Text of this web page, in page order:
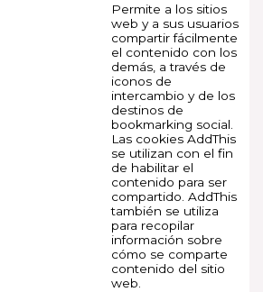
Permite a los sitios
web y a sus usuarios
compartir fácilmente
el contenido con los
demás, a través de
iconos de
intercambio y de los
destinos de
bookmarking social.
Las cookies AddThis
se utilizan con el fin
de habilitar el
contenido para ser
compartido. AddThis
también se utiliza
para recopilar
información sobre
cómo se comparte
contenido del sitio
web.